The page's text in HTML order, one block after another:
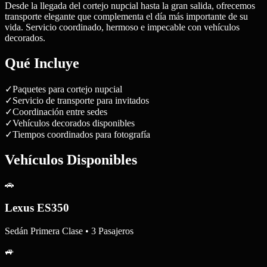
Desde la llegada del cortejo nupcial hasta la gran salida, ofrecemos
transporte elegante que complementa el día más importante de su
vida. Servicio coordinado, hermoso e impecable con vehículos
decorados.
Qué Incluye
✓Paquetes para cortejo nupcial
✓Servicio de transporte para invitados
✓Coordinación entre sedes
✓Vehículos decorados disponibles
✓Tiempos coordinados para fotografía
Vehículos Disponibles
🚗
Lexus ES350
Sedán Primera Clase • 3 Pasajeros
🚙